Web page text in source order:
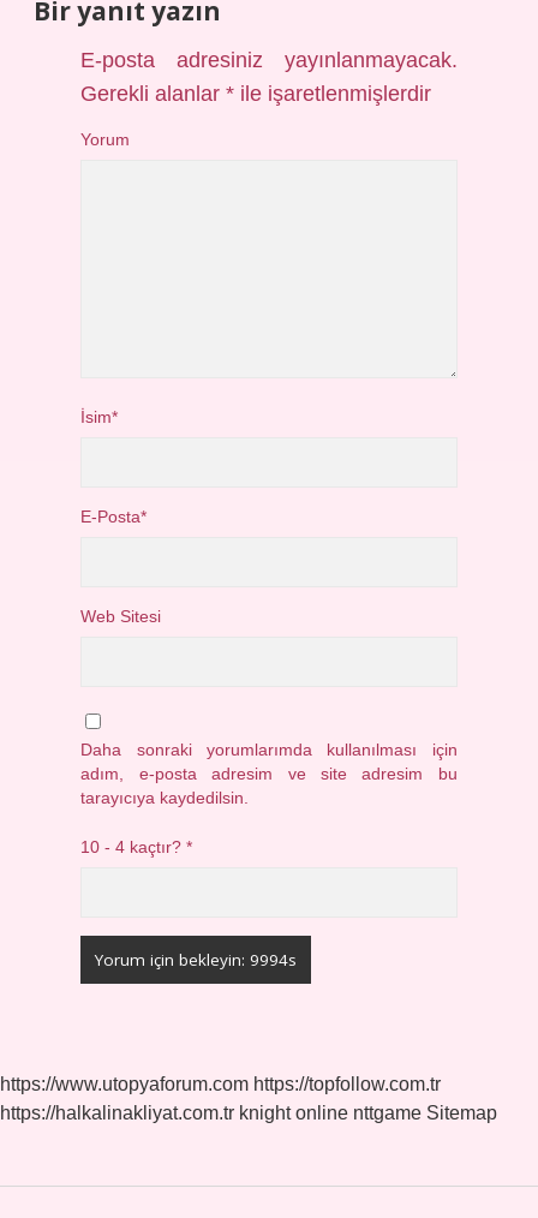
Bir yanıt yazın
E-posta adresiniz yayınlanmayacak.
Gerekli alanlar* ile işaretlenmişlerdir
Yorum
İsim*
E-Posta*
Web Sitesi
Daha sonraki yorumlarımda kullanılması için
adım, e-posta adresim ve site adresim bu
tarayıcıya kaydedilsin.
10 - 4 kaçtır?*
https://www.utopyaforum.com https://topfollow.com.tr
https://halkalinakliyat.com.tr knight online nttgame Sitemap